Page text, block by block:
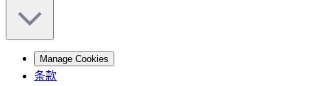
Manage Cookies
条款